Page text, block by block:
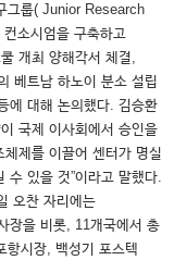
그룹( Junior Research
소시엄을 구축하고
개최 양해각서 체결,
베트남 하노이 분소 설립
에 대해 논의했다. 김승환
국제 이사회에서 승인을
제를 이끌어 센터가 명실
수 있을 것”이라고 말했다.
오찬 자리에는
장을 비롯, 11개국에서 총
항시장, 백성기 포스텍